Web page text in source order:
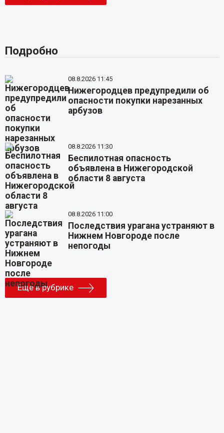
Подробно
08.8.2026 11:45
Нижегородцев предупредили об
опасности покупки нарезанных
арбузов
08.8.2026 11:30
Беспилотная опасность
объявлена в Нижегородской
области 8 августа
08.8.2026 11:00
Последствия урагана устраняют в
Нижнем Новгороде после
непогоды
Еще в рубрике